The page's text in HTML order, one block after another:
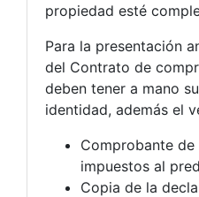
propiedad esté
Para la presentación
del Contrato de
deben tener a mano
identidad, además el
Comprobante
impuestos al
Copia de la